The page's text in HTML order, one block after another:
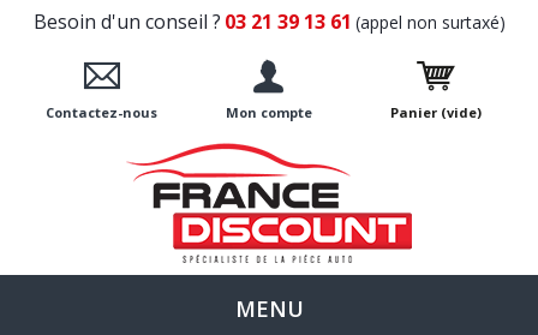
Besoin d'un conseil ? 03 21 39 13 61 (appel non surtaxé)
Contactez-nous Mon compte Panier (vide)
MENU